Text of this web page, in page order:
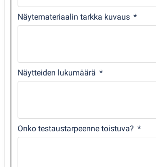
Näytemateriaalin tarkka kuvaus
Näytteiden lukumäärä
Onko testaustarpeenne toistuva?